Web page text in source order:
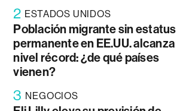
2 ESTADOS UNIDOS
Población migrante sin estatus
permanente en EE.UU. alcanza
nivel récord: ¿de qué países
vienen?
3 NEGOCIOS